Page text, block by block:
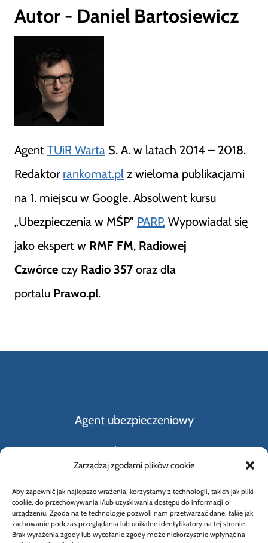
Zarządzaj zgodami plików cookie
Aby zapewnić jak najlepsze wrażenia, korzystamy z technologii, takich jak pliki
cookie, do przechowywania i/lub uzyskiwania dostępu do informacji o
urządzeniu. Zgoda na te technologie pozwoli nam przetwarzać dane, takie jak
zachowanie podczas przeglądania lub unikalne identyfikatory na tej stronie.
Brak wyrażenia zgody lub wycofanie zgody może niekorzystnie wpłynąć na
Autor - Daniel Bartosiewicz
Agent TUiR Warta S. A. w latach 2014 – 2018.
Redaktor rankomat.pl z wieloma publikacjami
na 1. miejscu w Google. Absolwent kursu
„Ubezpieczenia w MŚP” PARP. Wypowiadał się
jako ekspert w RMF FM, Radiowej
Czwórce czy Radio 357 oraz dla
portalu Prawo.pl.
Agent ubezpieczeniowy
Firmy Ubezpieczeniowe
Rodzaje ubezpieczeń